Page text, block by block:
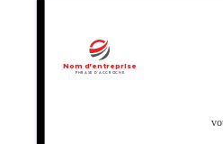
Nom d'entreprise
Phrase d'accroche